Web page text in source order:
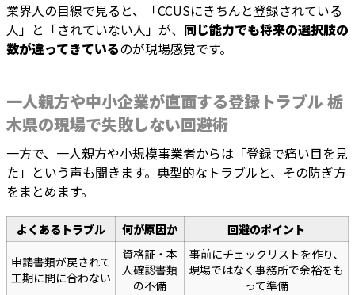
業界人の目線で見ると、「CCUSにきちんと登録されている
人」と「されていない人」が、 同じ能力でも将来の選択肢の
数が違ってきているのが現場感覚です。
一人親方や中小企業が直面する登録トラブル 栃
木県の現場で失敗しない回避術
一方で、一人親方や小規模事業者からは「登録で痛い目を見
た」という声も聞きます。典型的なトラブルと、その防ぎ方
をまとめます。
よくあるトラブル 何が原因か 回避のポイント
申請書類が戻されて
工期に間に合わない
資格証・本
人確認書類
の不備
事前にチェックリストを作り、
現場ではなく事務所で余裕をも
って準備